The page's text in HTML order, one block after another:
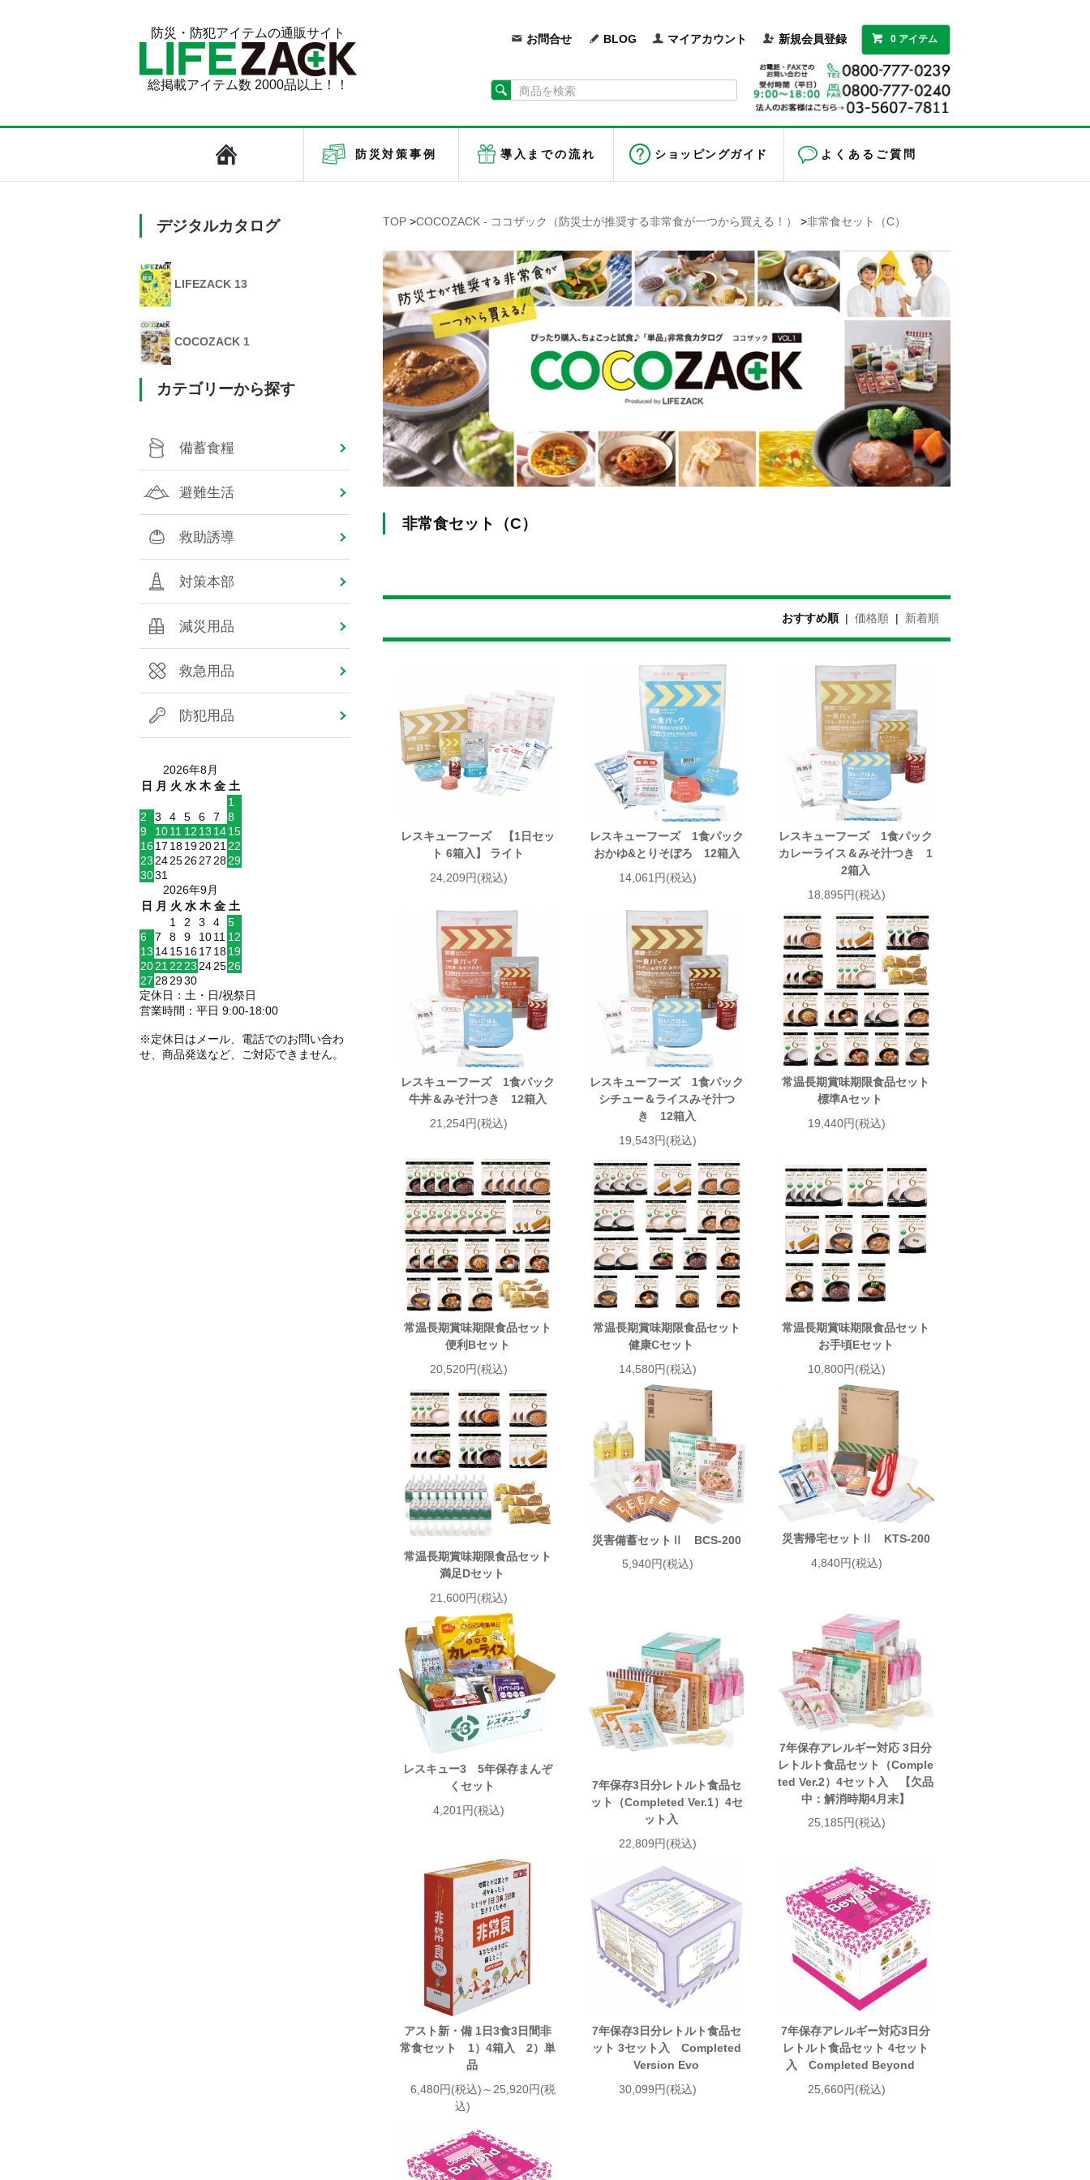
防災・防犯アイテムの通販サイト
総掲載アイテム数 2000品以上！！
お問合せ BLOG マイアカウント 新規会員登録 0 アイテム
防災対策事例 導入までの流れ ショッピングガイド よくあるご質問
TOP >COCOZACK - ココザック（防災士が推奨する非常食が一つから買える！） >非常食セット（C）
非常食セット（C）
おすすめ順| 価格順 | 新着順
レスキューフーズ 【1日セッ
ト 6箱入】 ライト
24,209円(税込)
レスキューフーズ 1食パック
おかゆ&とりそぼろ 12箱入
14,061円(税込)
レスキューフーズ 1食パック
カレーライス＆みそ汁つき 1
2箱入
18,895円(税込)
レスキューフーズ 1食パック
牛丼＆みそ汁つき 12箱入
21,254円(税込)
レスキューフーズ 1食パック
シチュー＆ライスみそ汁つ
き 12箱入
19,543円(税込)
常温長期賞味期限食品セット
標準Aセット
19,440円(税込)
常温長期賞味期限食品セット
便利Bセット
20,520円(税込)
常温長期賞味期限食品セット
健康Cセット
14,580円(税込)
常温長期賞味期限食品セット
お手頃Eセット
10,800円(税込)
常温長期賞味期限食品セット
満足Dセット
21,600円(税込)
災害備蓄セットⅡ BCS-200
5,940円(税込)
災害帰宅セットⅡ KTS-200
4,840円(税込)
レスキュー3 5年保存まんぞ
くセット
4,201円(税込)
7年保存3日分レトルト食品セ
ット（Completed Ver.1）4セ
ット入
22,809円(税込)
7年保存アレルギー対応 3日分
レトルト食品セット（Comple
ted Ver.2）4セット入 【欠品
中：解消時期4月末】
25,185円(税込)
アスト新・備 1日3食3日間非
常食セット 1）4箱入 2）単
品
6,480円(税込)～25,920円(税
込)
7年保存3日分レトルト食品セ
ット 3セット入 Completed
Version Evo
30,099円(税込)
7年保存アレルギー対応3日分
レトルト食品セット 4セット
入 Completed Beyond
25,660円(税込)
デジタルカタログ
LIFEZACK 13
COCOZACK 1
カテゴリーから探す
備蓄食糧
避難生活
救助誘導
対策本部
減災用品
救急用品
防犯用品
2026年8月
日
月 火 水 木 金 土
1
2
3 4 5 6 7
8
9
1011 12 13 1415
16 17 18192021 22
23 24252627 2829
3031
2026年9月
日
月 火 水 木 金 土
1
2 3 4
5
6
7 8 9 1011 12
13 14151617 1819
2021 22 23 242526
27 282930
定休日：土・日/祝祭日
営業時間：平日 9:00-18:00
※定休日はメール、電話でのお問い合わ
せ、商品発送など、ご対応できません。